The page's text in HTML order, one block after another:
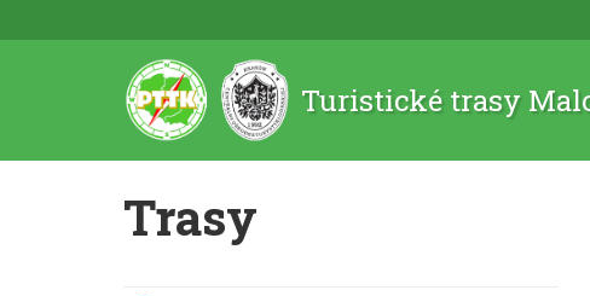
Turistické trasy
Trasy